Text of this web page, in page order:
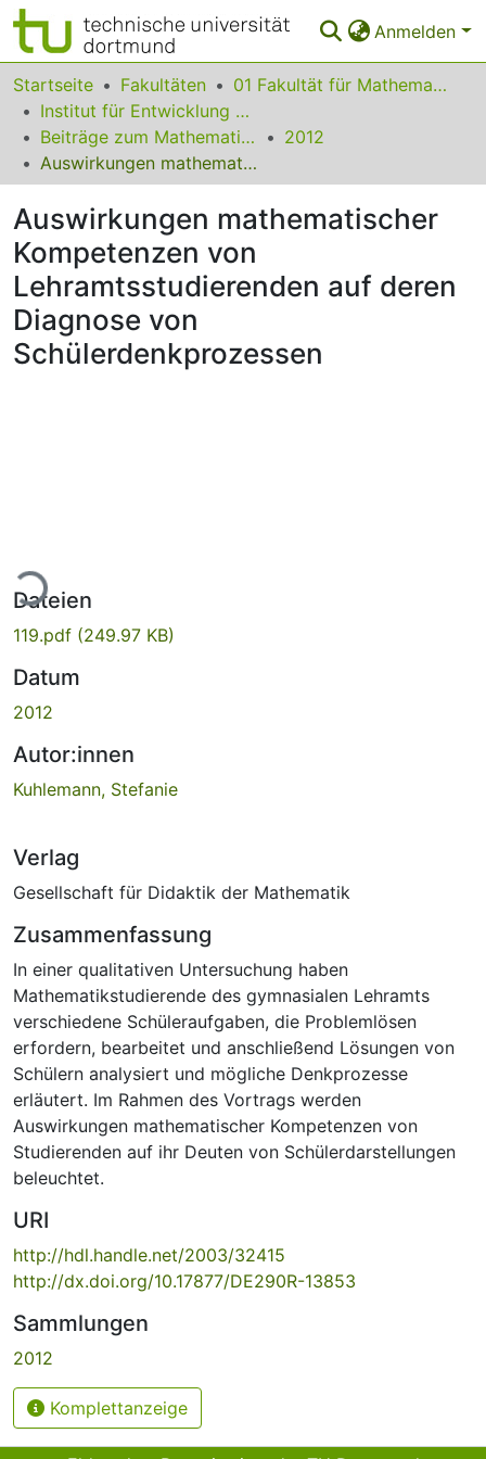
Anmelden
Bereiche & Sammlungen
Das gesamte Repositorium
Statistiken
FAQ
Leitlinien
Zurück zur Startseite
Startseite Fakultäten
01 Fakultät für Mathematik
Institut für Entwicklung und Erforschung des Mathematikunterrichts
Beiträge zum Mathematikunterricht
2012
Auswirkungen mathematischer Kompetenzen von Lehramtsstudierenden auf deren Diagnose von Schülerdenkprozessen
Auswirkungen mathematischer
Kompetenzen von
Lehramtsstudierenden auf deren
Diagnose von
Schülerdenkprozessen
Dateien
119.pdf (249.97 KB)
Datum
2012
Autor:innen
Kuhlemann, Stefanie
Verlag
Gesellschaft für Didaktik der Mathematik
Zusammenfassung
In einer qualitativen Untersuchung haben
Mathematikstudierende des gymnasialen Lehramts
verschiedene Schüleraufgaben, die Problemlösen
erfordern, bearbeitet und anschließend Lösungen von
Schülern analysiert und mögliche Denkprozesse
erläutert. Im Rahmen des Vortrags werden
Auswirkungen mathematischer Kompetenzen von
Studierenden auf ihr Deuten von Schülerdarstellungen
beleuchtet.
URI
http://hdl.handle.net/2003/32415
http://dx.doi.org/10.17877/DE290R-13853
Sammlungen
2012
Komplettanzeige